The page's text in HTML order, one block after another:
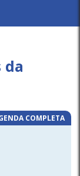
da
COMPLETA